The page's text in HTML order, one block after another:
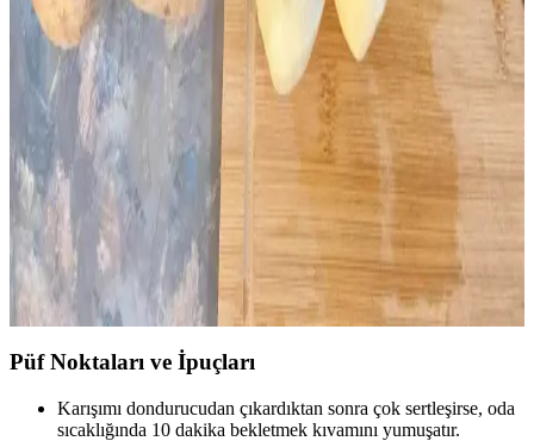
Büyük miktarda yeşil soğanı dondurma, kurutma, turşu yapımı ve
pişirme gibi yöntemlerle uzun süre saklayabilir ve çeşitli tariflerde
kullanabilirsiniz. Yeniden dikim ve paylaşım da israfı önler.
Fazla Patatesleri Değerlendirmenin Yolu:
Dondurulmuş Patates Dilimleri Hazırlama ve
Saklama
Fazla patatesleri bozulmadan değerlendirmek için dondurulmuş
patates dilimleri hazırlama yöntemi anlatılıyor. Ön haşlama, kurutma,
baharatlama ve doğru saklama teknikleriyle lezzetli ve pratik
çözümler sunuluyor.
Püf Noktaları ve İpuçları
Karışımı dondurucudan çıkardıktan sonra çok sertleşirse, oda
sıcaklığında 10 dakika bekletmek kıvamını yumuşatır.